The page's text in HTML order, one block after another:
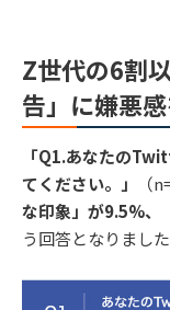
Z世代の6割
告」に嫌悪
「Q1.あなたの
てください。」
（
な印象」が9.5%、
う回答となりました